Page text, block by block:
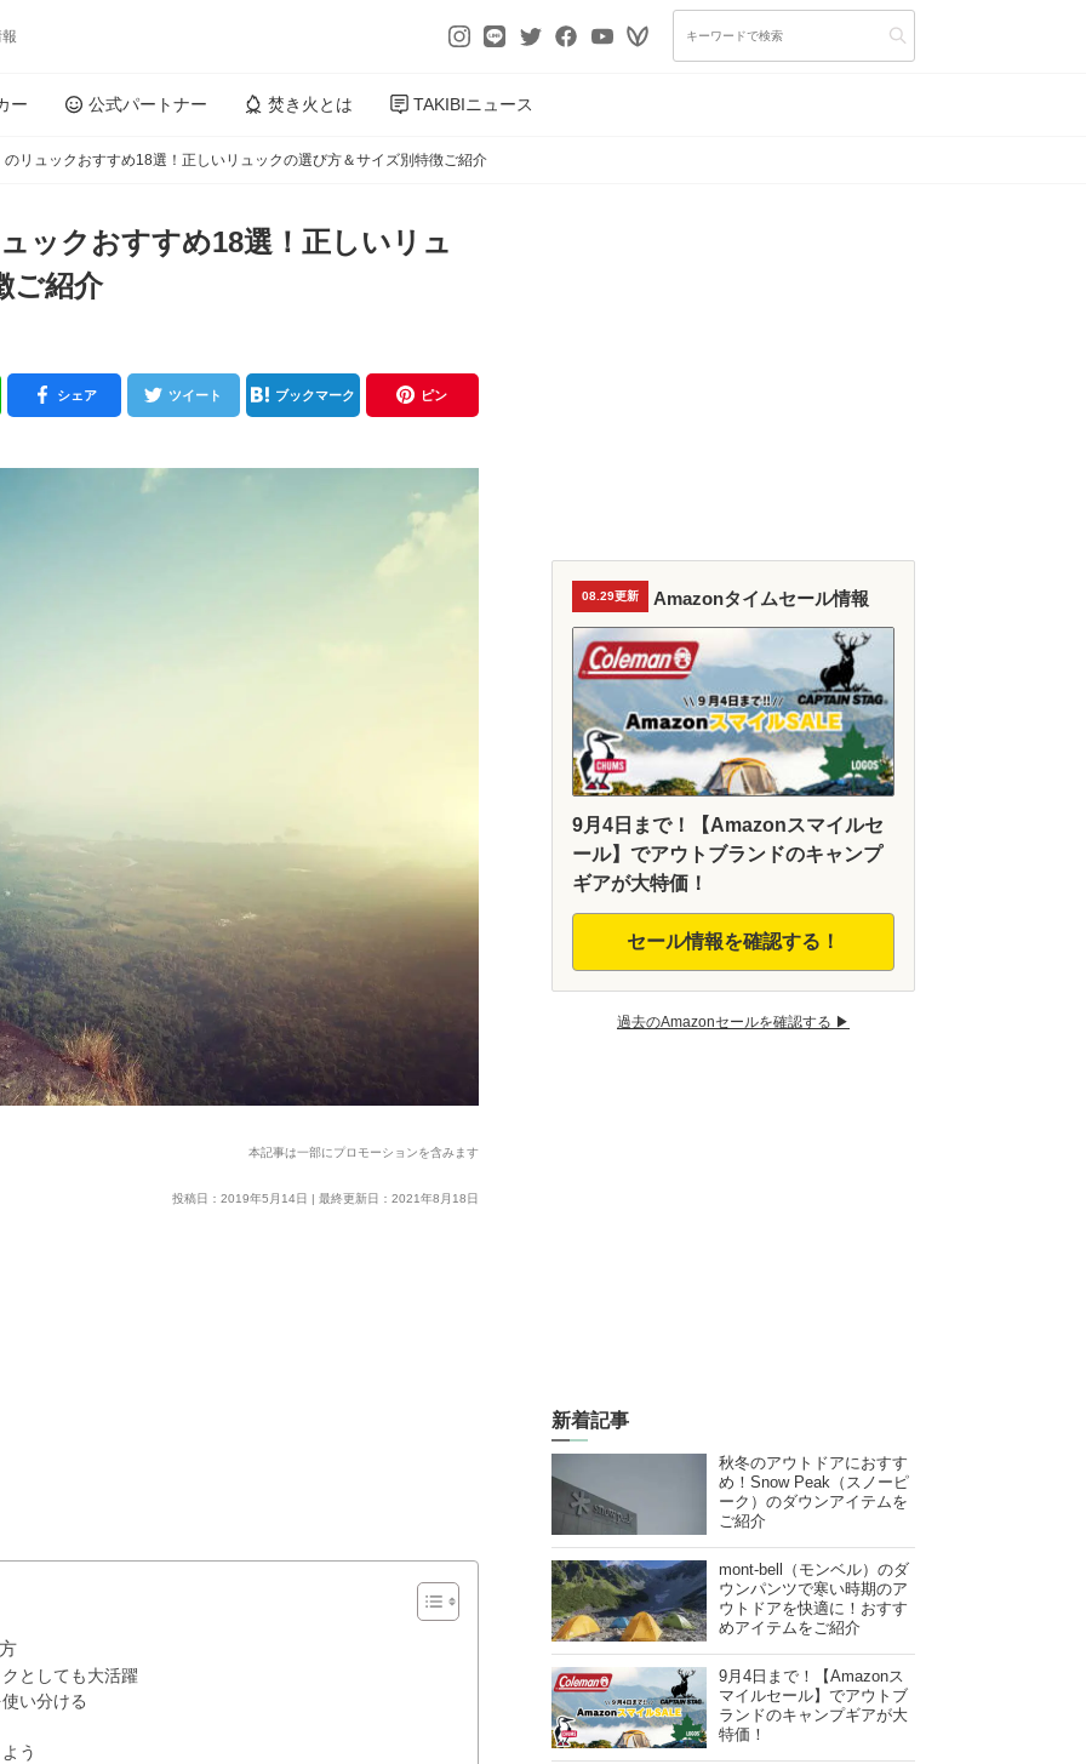
ー 公式パートナー 焚き火とは TAKIBIニュース
リュックおすすめ18選！正しいリュックの選び方＆サイズ別特徴ご紹介
ックおすすめ18選！正しいリュ
ご紹介
シェア ツイート ブックマーク ピン
本記事は一部にプロモーションを含みます
投稿日：2019年5月14日 | 最終更新日：2021年8月18日
としても大活躍
い分ける
う
08.29更新 Amazonタイムセール情報
9月4日まで！【Amazonスマイルセ
ール】でアウトブランドのキャンプ
ギアが大特価！
セール情報を確認する！
過去のAmazonセールを確認する ▶︎
新着記事
秋冬のアウトドアにおすす
め！Snow Peak（スノーピ
ーク）のダウンアイテムを
ご紹介
mont-bell（モンベル）のダ
ウンパンツで寒い時期のア
ウトドアを快適に！おすす
めアイテムをご紹介
9月4日まで！【Amazonス
マイルセール】でアウトブ
ランドのキャンプギアが大
特価！